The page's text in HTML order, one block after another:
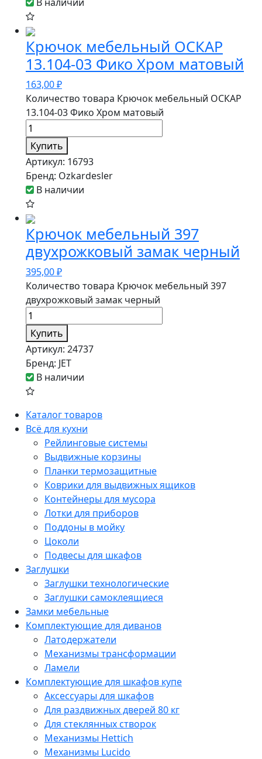
Каталог товаров
Всё для кухни
Рейлинговые системы
Выдвижные корзины
Планки термозащитные
Коврики для выдвижных ящиков
Контейнеры для мусора
Лотки для приборов
Поддоны в мойку
Цоколи
Подвесы для шкафов
Заглушки
Заглушки технологические
Заглушки самоклеящиеся
Замки мебельные
Комплектующие для диванов
Латодержатели
Механизмы трансформации
Ламели
Комплектующие для шкафов купе
Аксессуары для шкафов
Для раздвижных дверей 80 кг
Для стеклянных створок
Механизмы Hettich
Механизмы Lucido
Крючок мебельный ОСКАР
13.104-03 Фико Хром матовый
163,00₽
Количество товара Крючок мебельный ОСКАР
13.104-03 Фико Хром матовый
Купить
Артикул: 16793
Бренд: Ozkardesler
В наличии
Крючок мебельный 397
двухрожковый замак черный
395,00₽
Количество товара Крючок мебельный 397
двухрожковый замак черный
Купить
Артикул: 24737
Бренд: JET
В наличии